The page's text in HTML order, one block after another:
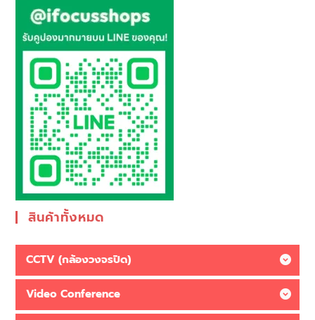
สินค้าทั้งหมด
CCTV (กล้องวงจรปิด)
Video Conference